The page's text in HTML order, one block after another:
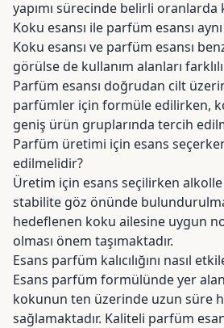
yapımı sürecinde belirli oranlarda
Koku esansı ile parfüm esansı aynı
Koku esansı ve parfüm esansı
görülse de kullanım alanları
Parfüm esansı doğrudan cilt
parfümler için formüle edilirken,
geniş ürün gruplarında tercih
Parfüm üretimi için esans
edilmelidir?
Üretim için esans seçilirken alkolle
stabilite göz önünde
hedeflenen koku ailesine uygun
olması önem taşımaktadır.
Esans parfüm kalıcılığını nasıl
Esans parfüm formülünde yer
kokunun ten üzerinde uzun süre
sağlamaktadır. Kaliteli parfüm